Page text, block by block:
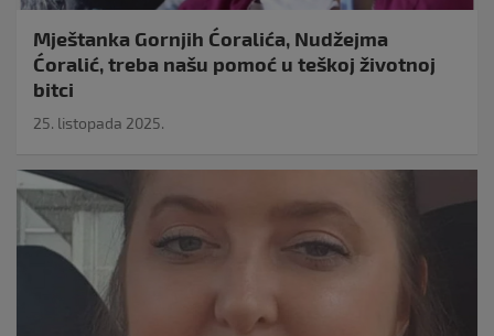
Mještanka Gornjih Ćoralića, Nudžejma
Ćoralić, treba našu pomoć u teškoj životnoj
bitci
25. listopada 2025.